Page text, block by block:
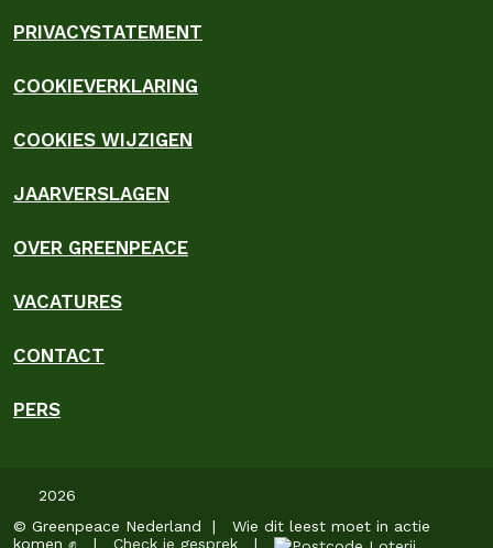
PRIVACYSTATEMENT
COOKIEVERKLARING
COOKIES WIJZIGEN
JAARVERSLAGEN
OVER GREENPEACE
VACATURES
CONTACT
PERS
2026
© Greenpeace Nederland | Wie dit leest moet in actie
komen ✊ | Check je gesprek |